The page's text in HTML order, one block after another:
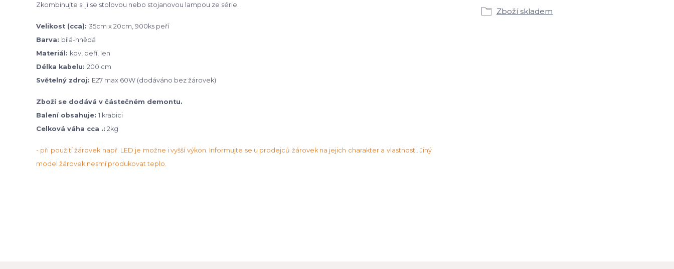
Zkombinujte si ji se stolovou nebo stojanovou lampou ze série.
Velikost (cca): 35cm x 20cm, 900ks peří
Barva: bílá-hnědá
Materiál: kov, peří, len
Délka kabelu: 200 cm
Světelný zdroj: E27 max 60W (dodáváno bez žárovek)
Zboží se dodává v částečném demontu.
Balení obsahuje: 1 krabici
Celková váha cca .: 2kg
- při použití žárovek např. LED je možne i vyšší výkon. Informujte se u prodejců žárovek na jejich charakter a vlastnosti. Jiný
model žárovek nesmí produkovat teplo.
Zboží skladem